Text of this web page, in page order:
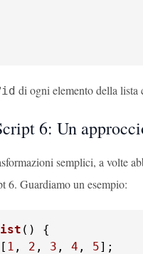
id di ogni elemento della lista
6: Un
semplici, a volte
6. Guardiamo un esempio:
(
1 , 2 , 3 , 4 , 5